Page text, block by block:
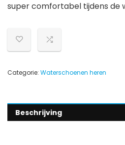
super comfortabel tijdens de
Categorie: Waterschoenen heren
Beschrijving